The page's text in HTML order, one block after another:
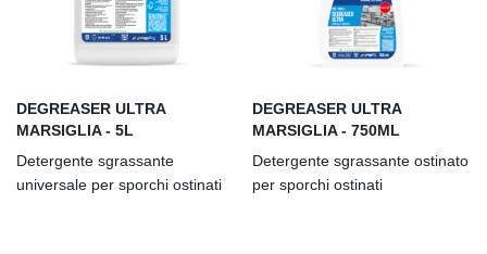
DEGREASER ULTRA
MARSIGLIA - 5L
Detergente sgrassante
universale per sporchi ostinati
DEGREASER ULTRA
MARSIGLIA - 750ML
Detergente sgrassante ostinato
per sporchi ostinati